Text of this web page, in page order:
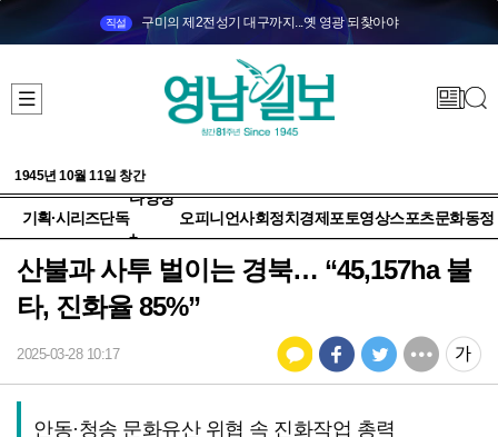
직설 구미의 제2전성기 대구까지...옛 영광 되찾아야
1945년 10월 11일 창간
기획·시리즈단독
다양성
+
오피니언사회정치 경제 포토영상스포츠문화동정
산불과 사투 벌이는 경북… “45,157ha 불
타, 진화율 85%”
2025-03-28 10:17
안동·청송 문화유산 위협 속 진화작업 총력